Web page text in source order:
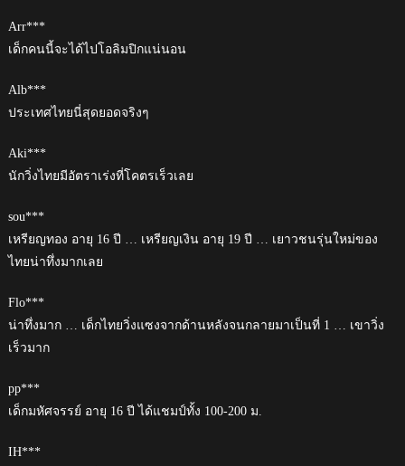
Arr***
เด็กคนนี้จะได้ไปโอลิมปิกแน่นอน
Alb***
ประเทศไทยนี่สุดยอดจริงๆ
Aki***
นักวิ่งไทยมีอัตราเร่งที่โคตรเร็วเลย
sou***
เหรียญทอง อายุ 16 ปี … เหรียญเงิน อายุ 19 ปี … เยาวชนรุ่นใหม่ของ
ไทยน่าทึ่งมากเลย
Flo***
น่าทึ่งมาก … เด็กไทยวิ่งแซงจากด้านหลังจนกลายมาเป็นที่ 1 … เขาวิ่ง
เร็วมาก
pp***
เด็กมหัศจรรย์ อายุ 16 ปี ได้แชมป์ทั้ง 100-200 ม.
IH***